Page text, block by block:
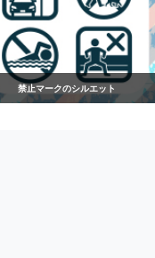
禁止マークのシルエット